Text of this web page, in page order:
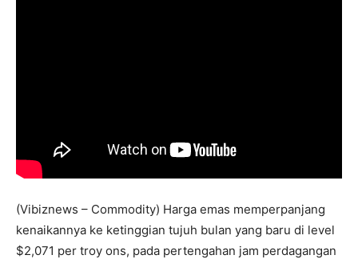
(Vibiznews – Commodity) Harga emas memperpanjang
kenaikannya ke ketinggian tujuh bulan yang baru di level
$2,071 per troy ons, pada pertengahan jam perdagangan